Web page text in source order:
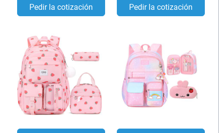
Pedir la cotización Pedir la cotización